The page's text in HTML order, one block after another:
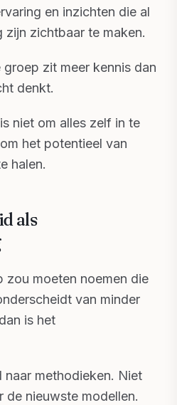
en inzichten die al
zijn zichtbaar te maken.
zit meer kennis dan
denkt.
niet om alles zelf in te
het potentieel van
halen.
als
zou moeten noemen die
van minder
is het
naar methodieken. Niet
de nieuwste modellen.